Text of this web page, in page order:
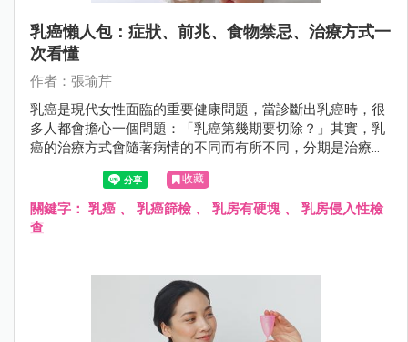
乳癌懶人包：症狀、前兆、食物禁忌、治療方式一
次看懂
作者：張瑜芹
乳癌是現代女性面臨的重要健康問題，當診斷出乳癌時，很
多人都會擔心一個問題：「乳癌第幾期要切除？」其實，乳
癌的治療方式會隨著病情的不同而有所不同，分期是治療計
畫的關鍵指標之一。
收藏
關鍵字： 乳癌 、 乳癌篩檢 、 乳房有硬塊、 乳房侵入性檢
查